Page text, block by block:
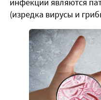
(изредка вирусы и